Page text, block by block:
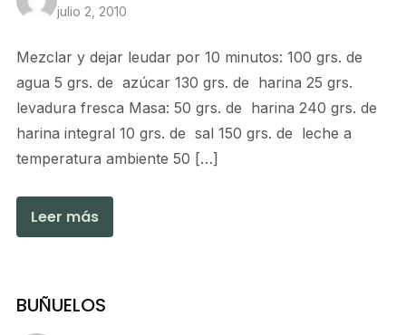
julio 2, 2010
Mezclar y dejar leudar por 10 minutos: 100 grs. de
agua 5 grs. de azúcar 130 grs. de harina 25 grs.
levadura fresca Masa: 50 grs. de harina 240 grs. de
harina integral 10 grs. de sal 150 grs. de leche a
temperatura ambiente 50 […]
Leer más
BUÑUELOS